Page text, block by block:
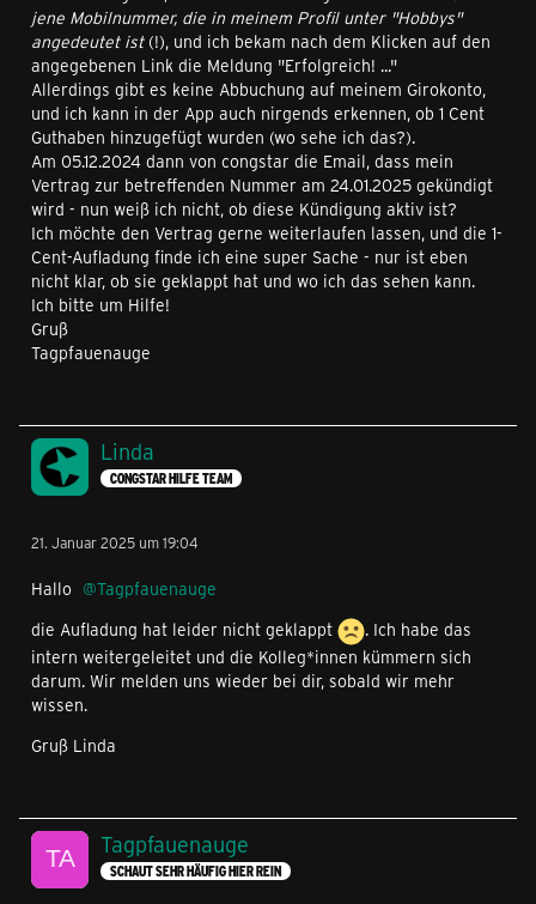
jene Mobilnummer, die in meinem Profil unter "Hobbys"
angedeutet ist(!), und ich bekam nach dem Klicken auf den
angegebenen Link die Meldung "Erfolgreich! ..."
Allerdings gibt es keine Abbuchung auf meinem Girokonto,
und ich kann in der App auch nirgends erkennen, ob 1 Cent
Guthaben hinzugefügt wurden (wo sehe ich das?).
Am 05.12.2024 dann von congstar die Email, dass mein
Vertrag zur betreffenden Nummer am 24.01.2025 gekündigt
wird - nun weiß ich nicht, ob diese Kündigung aktiv ist?
Ich möchte den Vertrag gerne weiterlaufen lassen, und die 1-
Cent-Aufladung finde ich eine super Sache - nur ist eben
nicht klar, ob sie geklappt hat und wo ich das sehen kann.
Ich bitte um Hilfe!
Gruß
Tagpfauenauge
Linda
CONGSTAR HILFE TEAM
21. Januar 2025 um 19:04
Hallo
Tagpfauenauge
die Aufladung hat leider nicht geklappt
. Ich habe das
intern weitergeleitet und die Kolleg*innen kümmern sich
darum. Wir melden uns wieder bei dir, sobald wir mehr
wissen.
Gruß Linda
Tagpfauenauge
SCHAUT SEHR HÄUFIG HIER REIN